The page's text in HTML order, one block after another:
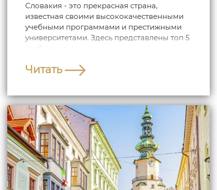
Словакия - это прекрасная страна,
известная своими высококачественными
учебными программами и престижными
университетами. Здесь представлены топ 5
Читать